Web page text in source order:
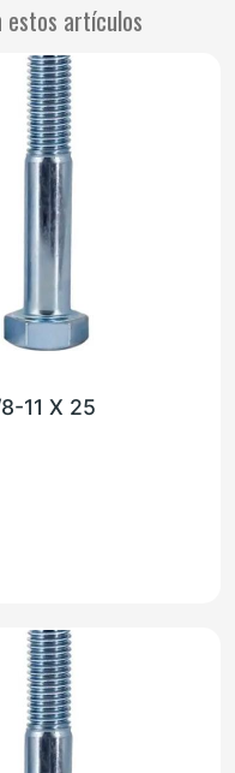
estos artículos
HEX UNC-2 ZINC 5/8-11 X 25